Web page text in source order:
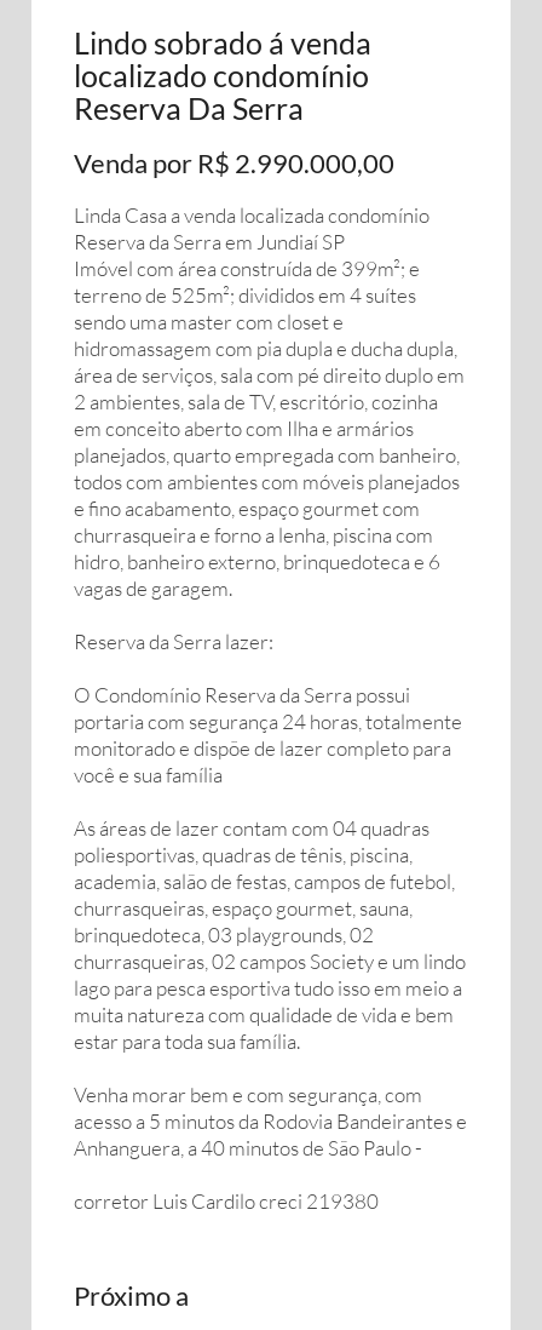
Lindo sobrado á venda
localizado condomínio
Reserva Da Serra
Venda por R$ 2.990.000,00
Linda Casa a venda localizada condomínio
Reserva da Serra em Jundiaí SP
Imóvel com área construída de 399m²; e
terreno de 525m²; divididos em 4 suítes
sendo uma master com closet e
hidromassagem com pia dupla e ducha dupla,
área de serviços, sala com pé direito duplo em
2 ambientes, sala de TV, escritório, cozinha
em conceito aberto com Ilha e armários
planejados, quarto empregada com banheiro,
todos com ambientes com móveis planejados
e fino acabamento, espaço gourmet com
churrasqueira e forno a lenha, piscina com
hidro, banheiro externo, brinquedoteca e 6
vagas de garagem.
Reserva da Serra lazer:
O Condomínio Reserva da Serra possui
portaria com segurança 24 horas, totalmente
monitorado e dispõe de lazer completo para
você e sua família
As áreas de lazer contam com 04 quadras
poliesportivas, quadras de tênis, piscina,
academia, salão de festas, campos de futebol,
churrasqueiras, espaço gourmet, sauna,
brinquedoteca, 03 playgrounds, 02
churrasqueiras, 02 campos Society e um lindo
lago para pesca esportiva tudo isso em meio a
muita natureza com qualidade de vida e bem
estar para toda sua família.
Venha morar bem e com segurança, com
acesso a 5 minutos da Rodovia Bandeirantes e
Anhanguera, a 40 minutos de São Paulo -
corretor Luis Cardilo creci 219380
Próximo a